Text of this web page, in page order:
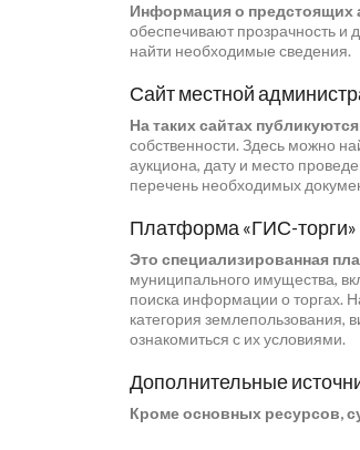
Информация о предстоящих
обеспечивают прозрачность и
найти необходимые сведения.
Сайт местной
На таких сайтах
собственности. Здесь можно
аукциона, дату и место
перечень необходимых
Платформа «ГИС-торги»
Это специализированная
муниципального имущества,
поиска информации о торгах.
категория землепользования,
ознакомиться с их условиями.
Дополнительные
Кроме основных ресурсов,